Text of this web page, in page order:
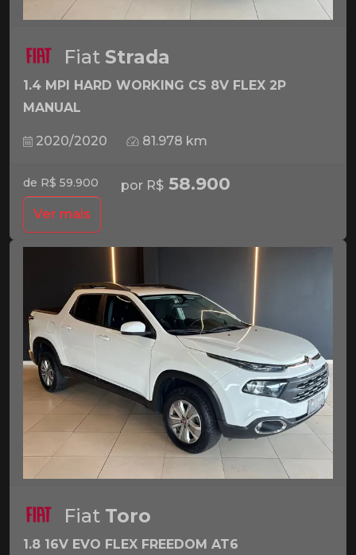
Fiat Strada
1.4 MPI HARD WORKING CS 8V FLEX 2P
MANUAL
2020/2020 81.978 km
de R$ 59.900 por R$ 58.900
Ver mais
Fiat Toro
1.8 16V EVO FLEX FREEDOM AT6